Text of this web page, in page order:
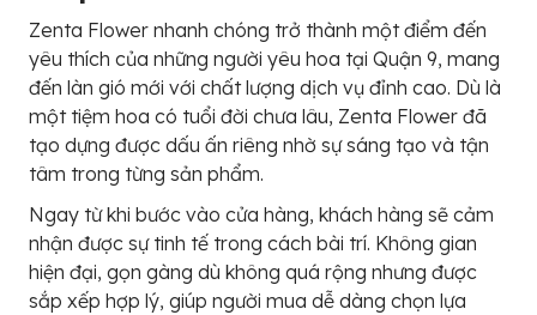
Zenta Flower nhanh chóng trở thành một điểm đến
yêu thích của những người yêu hoa tại Quận 9, mang
đến làn gió mới với chất lượng dịch vụ đỉnh cao. Dù là
một tiệm hoa có tuổi đời chưa lâu, Zenta Flower đã
tạo dựng được dấu ấn riêng nhờ sự sáng tạo và tận
tâm trong từng sản phẩm.
Ngay từ khi bước vào cửa hàng, khách hàng sẽ cảm
nhận được sự tinh tế trong cách bài trí. Không gian
hiện đại, gọn gàng dù không quá rộng nhưng được
sắp xếp hợp lý, giúp người mua dễ dàng chọn lựa